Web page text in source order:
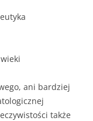
ani bardziej
także